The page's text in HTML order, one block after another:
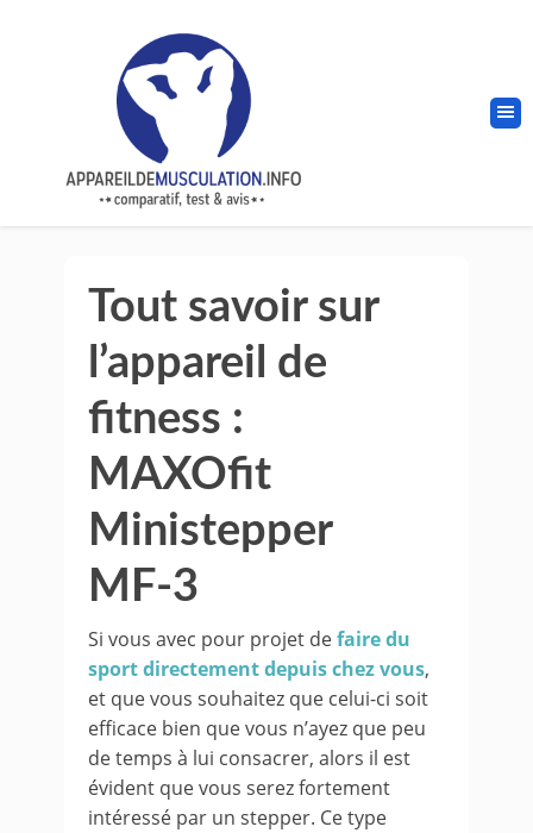
Tout savoir sur
l’appareil de
fitness :
MAXOfit
Ministepper
MF-3
Si vous avec pour projet defaire du
sport directement depuis chez vous,
et que vous souhaitez que celui-ci soit
efficace bien que vous n’ayez que peu
de temps à lui consacrer, alors il est
évident que vous serez fortement
intéressé par un stepper. Ce type